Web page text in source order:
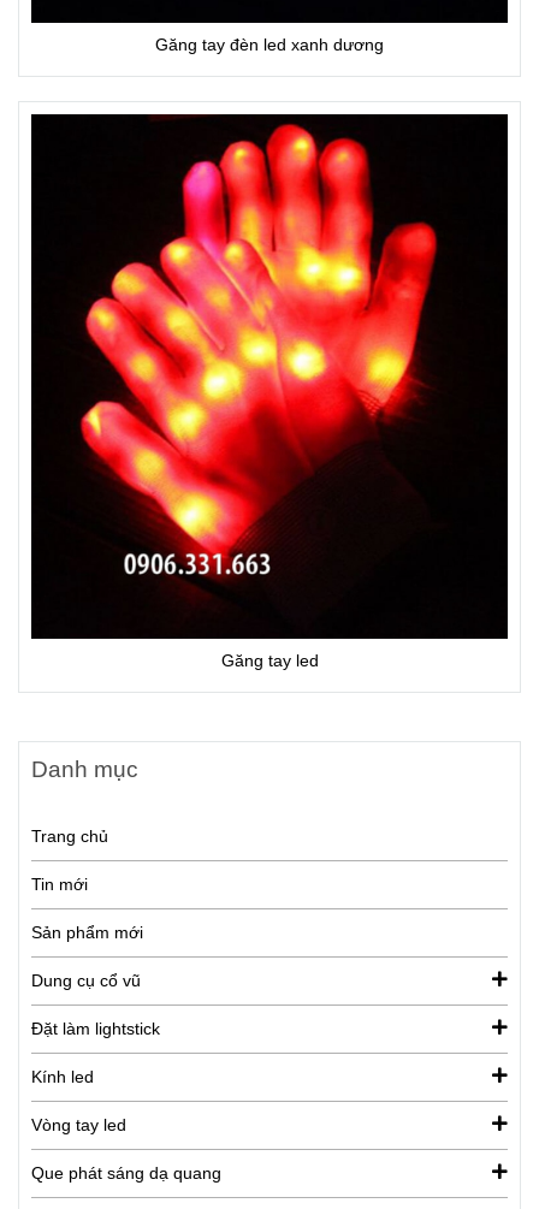
Găng tay đèn led xanh dương
Găng tay led
Danh mục
Trang chủ
Tin mới
Sản phẩm mới
Dung cụ cổ vũ
Đặt làm lightstick
Kính led
Vòng tay led
Que phát sáng dạ quang